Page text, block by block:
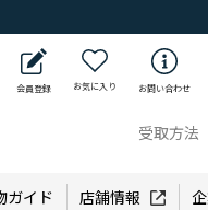
会員登録 お気に入り お問い合わせ
受取方法
ガイド 店舗情報